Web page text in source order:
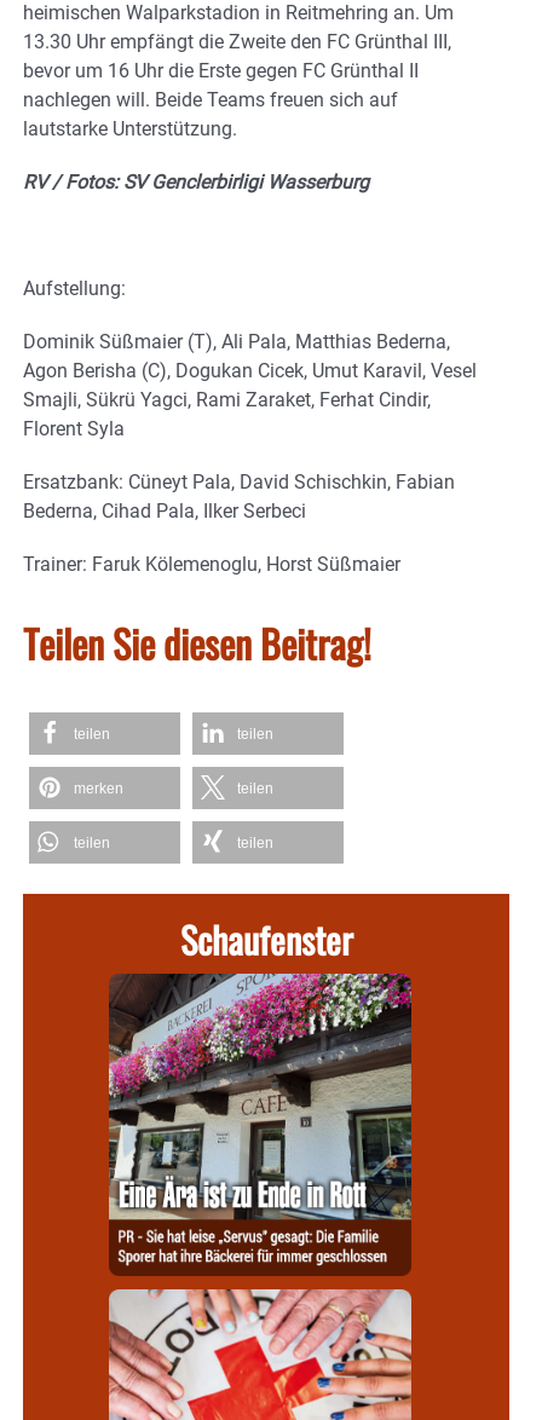
heimischen Walparkstadion in Reitmehring an. Um
13.30 Uhr empfängt die Zweite den FC Grünthal III,
bevor um 16 Uhr die Erste gegen FC Grünthal II
nachlegen will. Beide Teams freuen sich auf
lautstarke Unterstützung.
RV / Fotos: SV Genclerbirligi Wasserburg
Aufstellung:
Dominik Süßmaier (T), Ali Pala, Matthias Bederna,
Agon Berisha (C), Dogukan Cicek, Umut Karavil, Vesel
Smajli, Sükrü Yagci, Rami Zaraket, Ferhat Cindir,
Florent Syla
Ersatzbank: Cüneyt Pala, David Schischkin, Fabian
Bederna, Cihad Pala, Ilker Serbeci
Trainer: Faruk Kölemenoglu, Horst Süßmaier
Teilen Sie diesen Beitrag!
teilen teilen
merken teilen
teilen teilen
Schaufenster